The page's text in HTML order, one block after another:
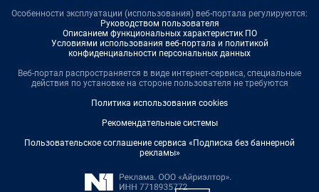
Особенности эксплуатации (использования) веб-портала регулируются:
Руководством пользователя
Описанием функциональных характеристик ПО
Условиями использования веб-портала и политикой
конфиденциальности персональных данных
Веб-портал распространяется в виде интернет-сервиса, специальные
действия по установке на стороне пользователя не требуются
Политика использования cookies
Рекомендательные системы
Пользовательское соглашение сервиса «Подписка без баннерной
рекламы»